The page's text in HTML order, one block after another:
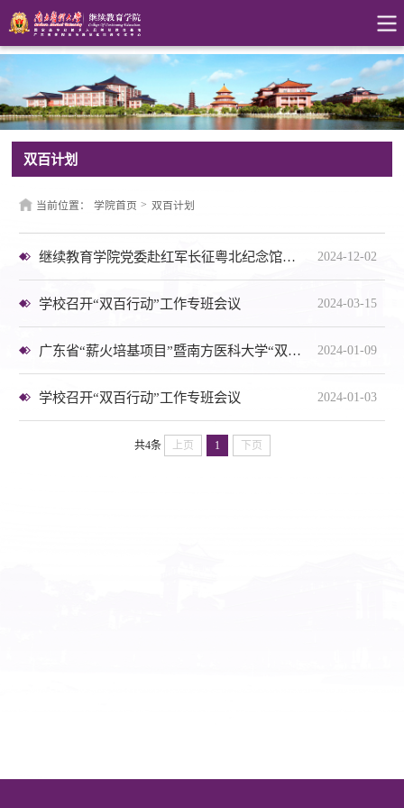
双百计划
当前位置： 学院首页 > 双百计划
继续教育学院党委赴红军长征粤北纪念馆开展主题党日活动 2024-12-02
学校召开“双百行动”工作专班会议 2024-03-15
广东省“薪火培基项目”暨南方医科大学“双百行动”基层护理技能提升、基层医疗卫生管理能力提升培训班开班 2024-01-09
学校召开“双百行动”工作专班会议 2024-01-03
共4条 上页 1 下页